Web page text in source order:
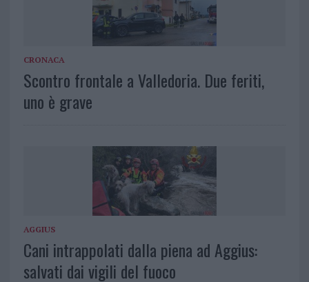
CRONACA
Scontro frontale a Valledoria. Due feriti,
uno è grave
AGGIUS
Cani intrappolati dalla piena ad Aggius:
salvati dai vigili del fuoco